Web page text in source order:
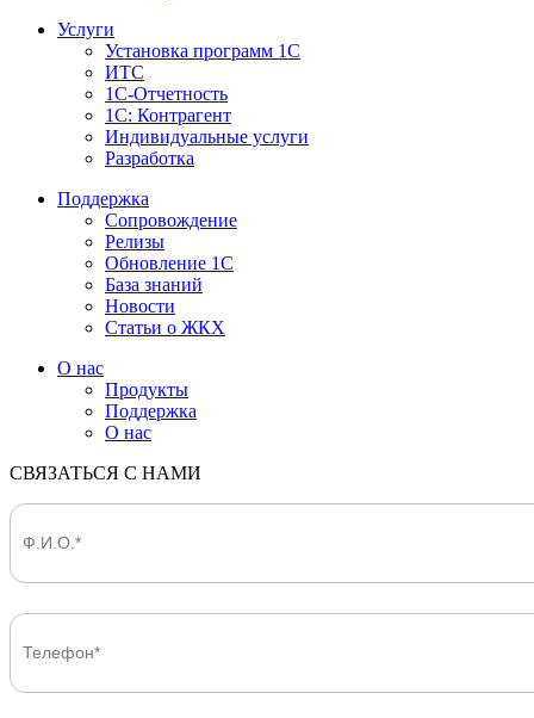
Услуги
Установка программ 1С
ИТС
1С-Отчетность
1С: Контрагент
Индивидуальные услуги
Разработка
Поддержка
Сопровождение
Релизы
Обновление 1С
База знаний
Новости
Статьи о ЖКХ
О нас
Продукты
Поддержка
О нас
СВЯЗАТЬСЯ С НАМИ